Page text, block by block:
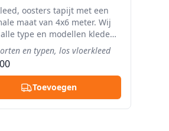
oosters tapijt met een
maat van 4x6 meter. Wij
type en modellen kleden
op. Of het kleed of tapijt
vervuild is, onze twee man
ploeg haalt hem op vanuit
of appartement, restaurant
van elke verdieping met
en typen, los vloerkleed
Toevoegen